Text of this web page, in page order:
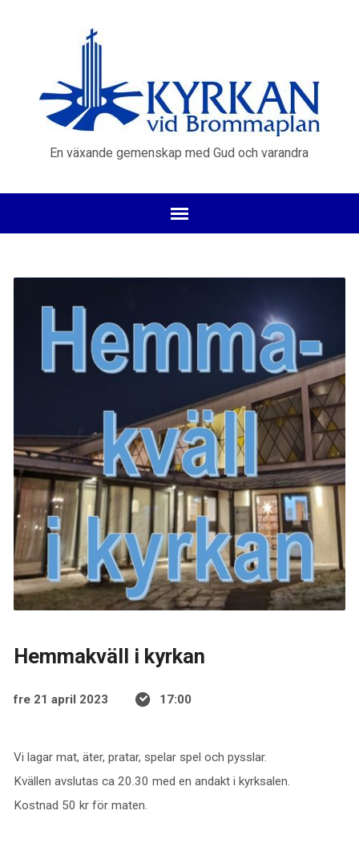
En växande gemenskap med Gud och varandra
Hemmakväll i kyrkan
fre 21 april 2023 17:00
Vi lagar mat, äter, pratar, spelar spel och pysslar.
Kvällen avslutas ca 20.30 med en andakt i kyrksalen.
Kostnad 50 kr för maten.